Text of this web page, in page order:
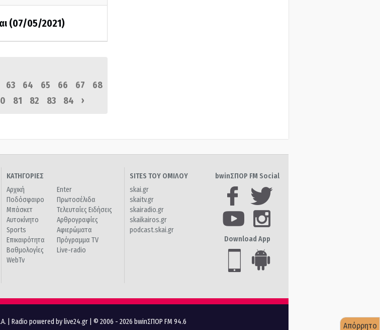
(07/05/2021)
63 64 65 66 67
68
81 82 83 84 ›
ΚΑΤΗΓΟΡΙΕΣ
Αρχική
Ποδόσφαιρο
Μπάσκετ
Αυτοκίνητο
Sports
Επικαιρότητα
Βαθμολογίες
WebTv
Enter
Πρωτοσέλιδα
Τελευταίες Ειδήσεις
Αρθρογραφίες
Αφιερώματα
Πρόγραμμα TV
Live-radio
SITES ΤΟΥ ΟΜΙΛΟΥ
skai.gr
skaitv.gr
skairadio.gr
skaikairos.gr
podcast.skai.gr
bwinΣΠΟΡ FM Social
Download App
Radio powered by live24.gr | © 2006 - 2026 bwinΣΠΟΡ FM 94.6 Απόρρητο